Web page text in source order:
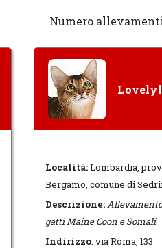
Numero
Località:Lombardia,
Bergamo, comune di
Descrizione:
gatti Maine Coon e Somali
Indirizzo: via Roma, 133